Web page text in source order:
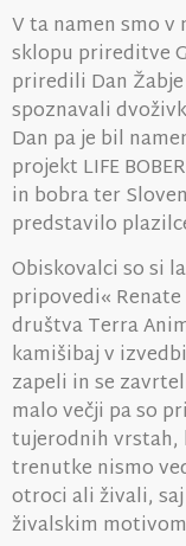
V ta namen smo v
sklopu prireditve
priredili Dan
spoznavali
Dan pa je bil
projekt LIFE
in bobra ter
predstavilo
Obiskovalci so si
pripovedi«
društva Terra
kamišibaj v
zapeli in se
malo večji pa so
tujerodnih vrstah,
trenutke nismo
otroci ali živali,
živalskim